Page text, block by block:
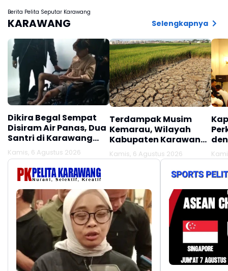
Berita Pelita Seputar Karawang
KARAWANG Selengkapnya
Dikira Begal Sempat
Disiram Air Panas, Dua
Santri di Karawang
Terluka Akibat Aksi
Oknum Linmas
Kamis, 6 Agustus 2026
Terdampak Musim
Kemarau, Wilayah
Kabupaten Karawang
Kekeringan Makin
Meluas
Kamis, 6 Agustus 2026